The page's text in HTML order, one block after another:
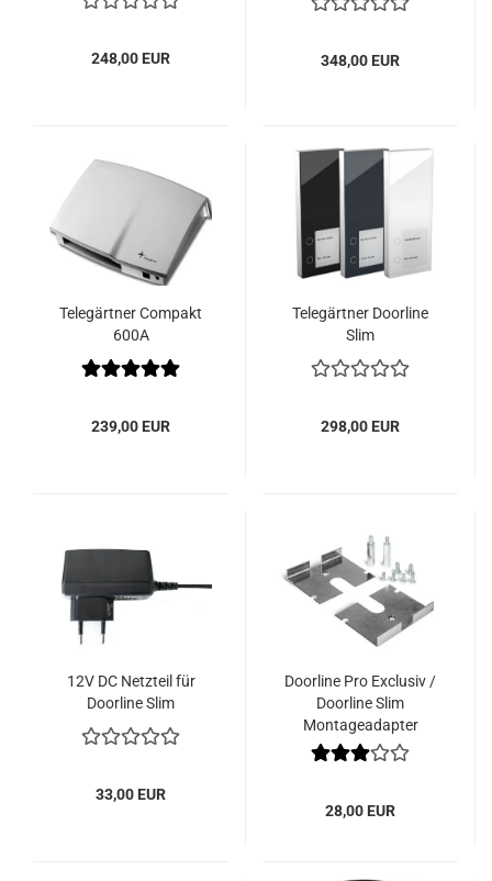
248,00 EUR 348,00 EUR
Telegärtner Compakt
600A
239,00 EUR
Telegärtner Doorline
Slim
298,00 EUR
12V DC Netzteil für
Doorline Slim
33,00 EUR
Doorline Pro Exclusiv /
Doorline Slim
Montageadapter
28,00 EUR